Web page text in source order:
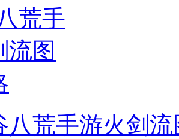
八荒手游火剑